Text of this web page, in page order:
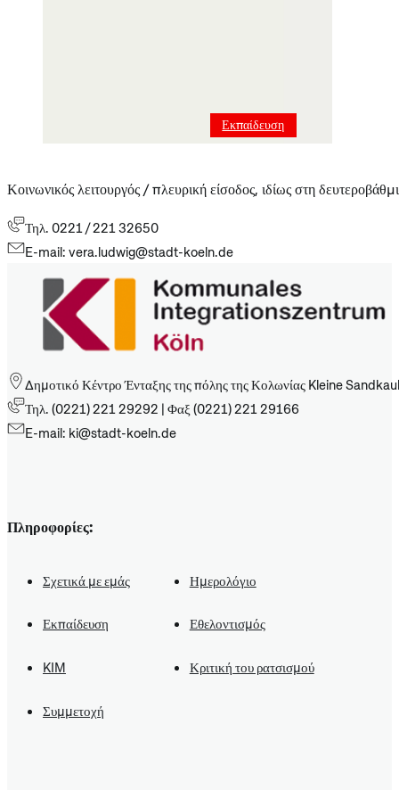
Κοινωνικός λειτουργός / πλευρική είσοδος, ιδίως στη
Εκπαίδευση
Τηλ. 0221 / 221 32650
E-mail: vera.ludwig@stadt-koeln.de
Δημοτικό Κέντρο Ένταξης της πόλης της Κολωνίας Kleine
Τηλ. (0221) 221 29292 | Φαξ (0221) 221 29166
E-mail: ki@stadt-koeln.de
Πληροφορίες:
Σχετικά με εμάς Ημερολόγιο
Εκπαίδευση Εθελοντισμός
KIM Κριτική του ρατσισμού
Συμμετοχή